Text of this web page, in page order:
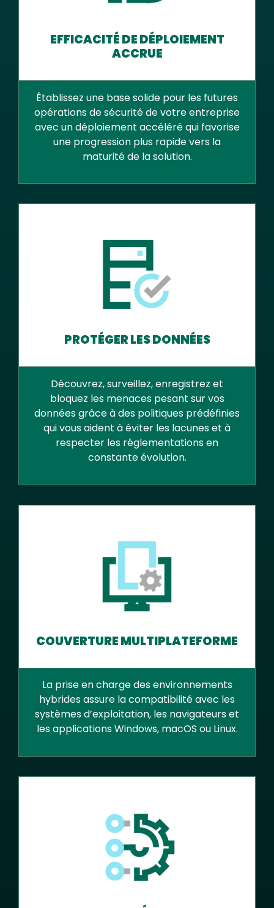
EFFICACITÉ DE DÉPLOIEMENT
ACCRUE
Établissez une base solide pour les futures
opérations de sécurité de votre entreprise
avec un déploiement accéléré qui favorise
une progression plus rapide vers la
maturité de la solution.
PROTÉGER LES DONNÉES
Découvrez, surveillez, enregistrez et
bloquez les menaces pesant sur vos
données grâce à des politiques prédéfinies
qui vous aident à éviter les lacunes et à
respecter les réglementations en
constante évolution.
COUVERTURE MULTIPLATEFORME
La prise en charge des environnements
hybrides assure la compatibilité avec les
systèmes d’exploitation, les navigateurs et
les applications Windows, macOS ou Linux.